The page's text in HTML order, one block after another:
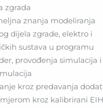
zgrada
znanja modeliranja
dijela zgrade, elektro i
sustava u programu
provođenja simulacija
kroz predavanja
kroz kalibrirani